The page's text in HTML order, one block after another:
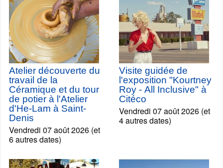
Atelier découverte du
travail de la
Céramique et du tour
de potier à l'Atelier
d'He-Lam à Saint-
Denis
Vendredi 07 août 2026 (et
6 autres dates)
Visite guidée de
l'exposition "Kourtney
Roy - All Inclusive" à
Citéco
Vendredi 07 août 2026 (et
4 autres dates)